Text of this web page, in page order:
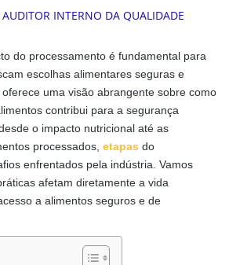
do processamento é fundamental para
escolhas alimentares seguras e
uma visão abrangente sobre como
contribui para a segurança
o impacto nutricional até as
processados, etapas do
enfrentados pela indústria. Vamos
afetam diretamente a vida
a alimentos seguros e de